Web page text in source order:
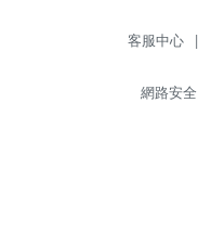
客服中心 |
網路安全